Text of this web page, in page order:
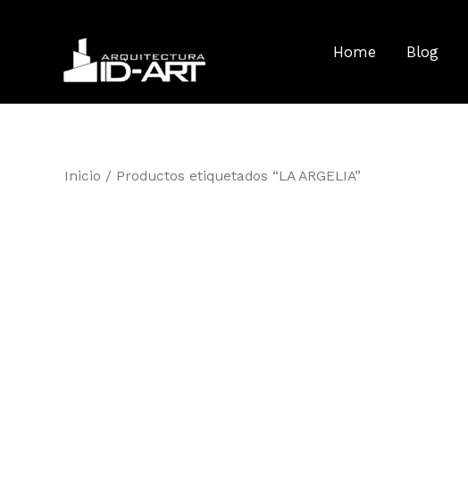
Home Blog
Inicio / Productos etiquetados “LA ARGELIA”